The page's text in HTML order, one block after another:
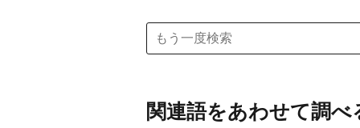
関連語をあわせて調べ